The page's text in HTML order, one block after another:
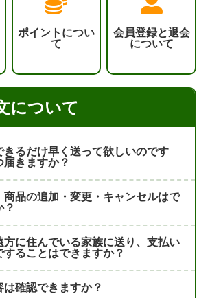
ポイントについ
て
会員登録と退会
について
について
きるだけ早く送って欲しいのです
届きますか？
商品の追加・変更・キャンセルはで
？
方に住んでいる家族に送り、支払い
することはできますか？
は確認できますか？